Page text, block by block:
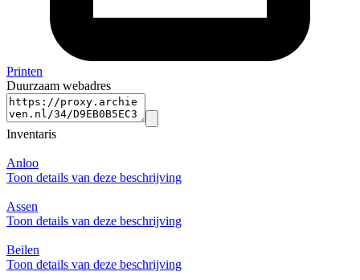
Printen
Duurzaam webadres
Inventaris
Anloo
Toon details van deze beschrijving
Assen
Toon details van deze beschrijving
Beilen
Toon details van deze beschrijving